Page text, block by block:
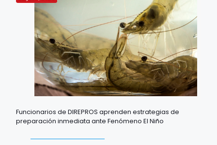
Funcionarios de DIREPROS aprenden estrategias de
preparación inmediata ante Fenómeno El Niño